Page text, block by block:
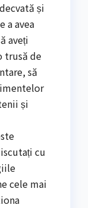
și
a avea
aveți
trusă de
să
și
cu
cele mai